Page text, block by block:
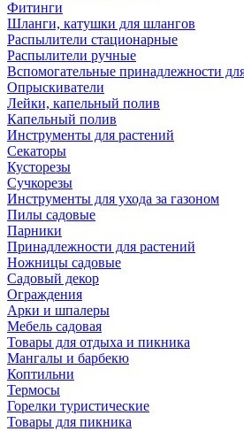
Фитинги
Шланги, катушки для шлангов
Распылители стационарные
Распылители ручные
Вспомогательные принадлежности
Опрыскиватели
Лейки, капельный полив
Капельный полив
Инструменты для растений
Секаторы
Кусторезы
Сучкорезы
Инструменты для ухода за газоном
Пилы садовые
Парники
Принадлежности для растений
Ножницы садовые
Садовый декор
Ограждения
Арки и шпалеры
Мебель садовая
Товары для отдыха и пикника
Мангалы и барбекю
Коптильни
Термосы
Горелки туристические
Товары для пикника